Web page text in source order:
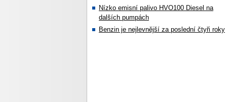
Nízko emisní palivo HVO100 Diesel na
dalších pumpách
Benzin je nejlevnější za poslední čtyři roky